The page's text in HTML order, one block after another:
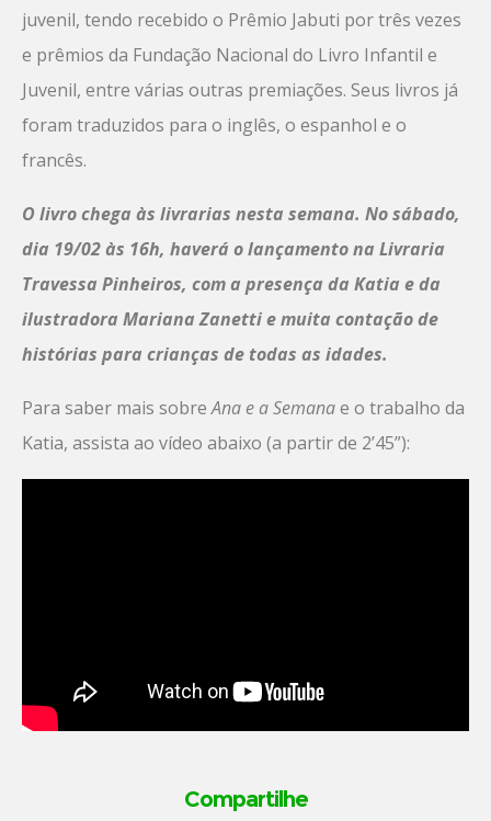
juvenil, tendo recebido o Prêmio Jabuti por três vezes
e prêmios da Fundação Nacional do Livro Infantil e
Juvenil, entre várias outras premiações. Seus livros já
foram traduzidos para o inglês, o espanhol e o
francês.
O livro chega às livrarias nesta semana. No sábado,
dia 19/02 às 16h, haverá o lançamento na Livraria
Travessa Pinheiros, com a presença da Katia e da
ilustradora Mariana Zanetti e muita contação de
histórias para crianças de todas as idades.
Para saber mais sobreAna e a Semanae o trabalho da
Katia, assista ao vídeo abaixo (a partir de 2’45”):
Compartilhe